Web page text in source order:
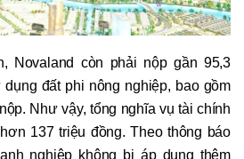
Novaland còn phải nộp gần 95,3
đất phi nông nghiệp, bao gồm
Như vậy, tổng nghĩa vụ tài chính
137 triệu đồng. Theo thông báo
nghiệp không bị áp dụng thêm